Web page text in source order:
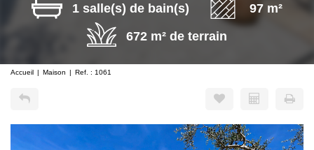
1 salle(s) de bain(s)
97 m²
672 m² de terrain
Accueil Maison Ref. : 1061